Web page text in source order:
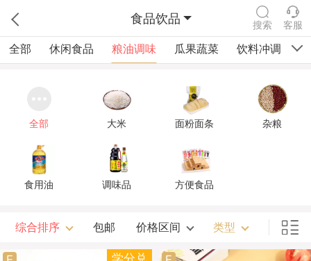
食品饮品 搜索 客服
全部 休闲食品 粮油调味 瓜果蔬菜 饮料冲调
全部 大米 面粉面条 杂粮
食用油 调味品 方便食品
综合排序 包邮 价格区间 类型